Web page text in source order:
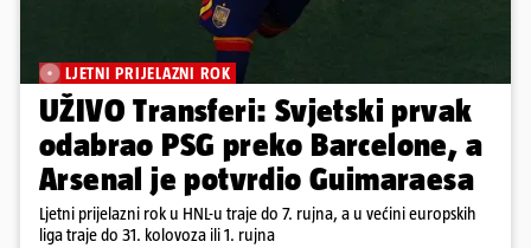
LJETNI PRIJELAZNI ROK
UŽIVO Transferi: Svjetski prvak
odabrao PSG preko Barcelone, a
Arsenal je potvrdio Guimaraesa
Ljetni prijelazni rok u HNL-u traje do 7. rujna, a u većini europskih
liga traje do 31. kolovoza ili 1. rujna